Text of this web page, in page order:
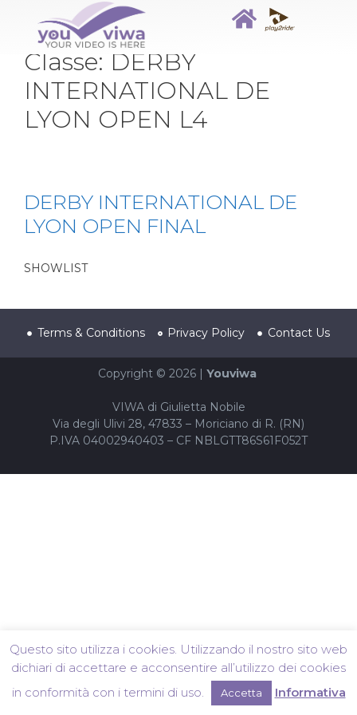
Classe: DERBY
INTERNATIONAL DE
LYON OPEN L4
DERBY INTERNATIONAL DE
LYON OPEN FINAL
SHOWLIST
Terms & Conditions Privacy Policy Contact Us
Copyright © 2026 | Youviwa
VIWA di Giulietta Nobile
Via degli Ulivi 28, 47833 – Moriciano di R. (RN)
P.IVA 04002940403 – CF NBLGTT86S61F052T
Questo sito utilizza i cookies. Utilizzando il nostro sito web
dichiari di accettare e acconsentire all’utilizzo dei cookies
in conformità con i termini di uso.
Accetta Informativa